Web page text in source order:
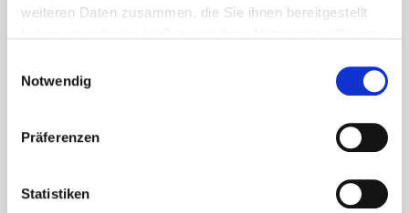
weiteren Daten zusammen, die Sie ihnen bereitgestellt
Notwendig
Präferenzen
Statistiken
No vuelva a perderse las noticias y la
¿Sobre qué temas le gustaría estar informado?